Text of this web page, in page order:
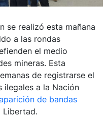
se realizó esta mañana
a las rondas
el medio
mineras. Esta
de registrarse el
ilegales a la Nación
de bandas
Libertad.